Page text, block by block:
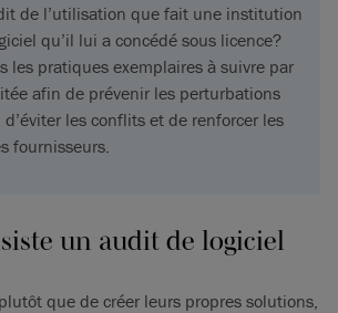
de l’utilisation que fait une institution
qu’il lui a concédé sous licence?
les pratiques exemplaires à suivre par
afin de prévenir les perturbations
les conflits et de renforcer les
fournisseurs.
un audit de logiciel
que de créer leurs propres solutions,